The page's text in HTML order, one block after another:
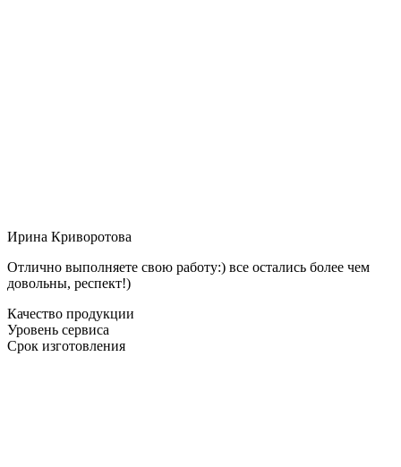
Ирина Криворотова
Отлично выполняете свою работу:) все остались более чем
довольны, респект!)
Качество продукции
Уровень сервиса
Срок изготовления